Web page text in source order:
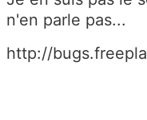
n'en parle pas...
http://